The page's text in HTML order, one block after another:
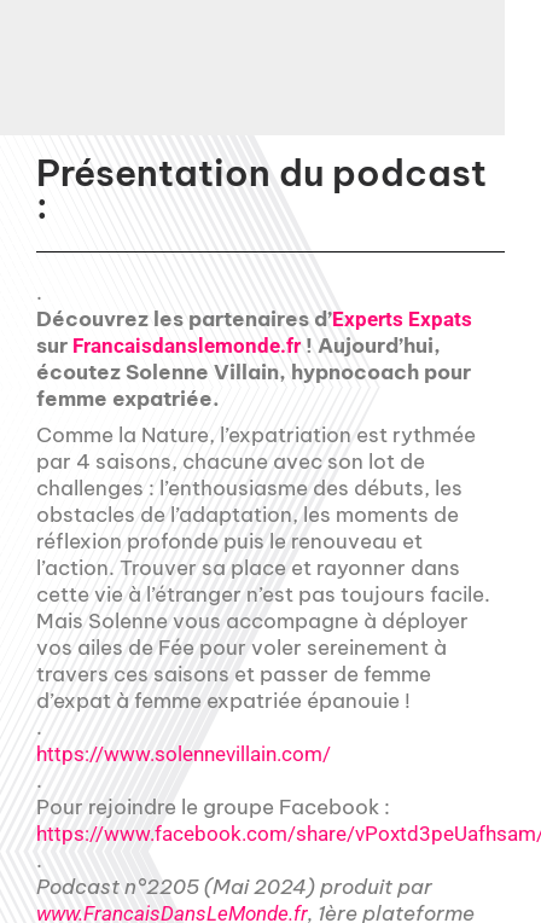
Présentation du podcast
:
.
Découvrez les partenaires d’Experts Expats
sur Francaisdanslemonde.fr ! Aujourd’hui,
écoutez Solenne Villain, hypnocoach pour
femme expatriée.
Comme la Nature, l’expatriation est rythmée
par 4 saisons, chacune avec son lot de
challenges : l’enthousiasme des débuts, les
obstacles de l’adaptation, les moments de
réflexion profonde puis le renouveau et
l’action. Trouver sa place et rayonner dans
cette vie à l’étranger n’est pas toujours facile.
Mais Solenne vous accompagne à déployer
vos ailes de Fée pour voler sereinement à
travers ces saisons et passer de femme
d’expat à femme expatriée épanouie !
.
https://www.solennevillain.com/
.
Pour rejoindre le groupe Facebook :
https://www.facebook.com/share/
.
Podcast n°2205 (Mai 2024) produit par
www.FrancaisDansLeMonde.fr, 1ère plateforme